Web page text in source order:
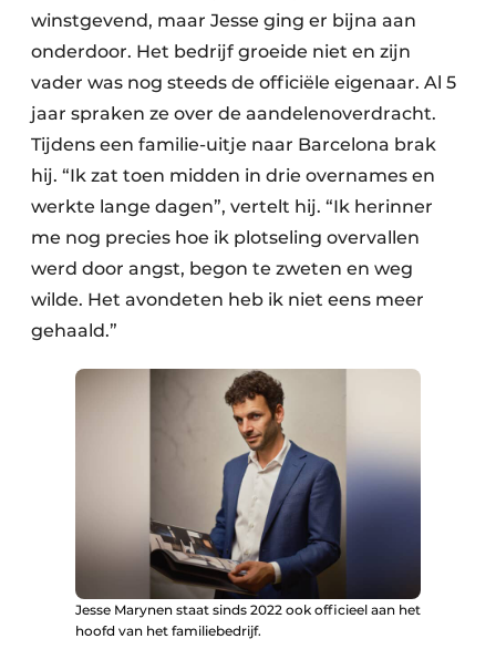
winstgevend, maar Jesse ging er bijna aan
onderdoor. Het bedrijf groeide niet en zijn
vader was nog steeds de officiële eigenaar. Al 5
jaar spraken ze over de aandelenoverdracht.
Tijdens een familie-uitje naar Barcelona brak
hij. “Ik zat toen midden in drie overnames en
werkte lange dagen”, vertelt hij. “Ik herinner
me nog precies hoe ik plotseling overvallen
werd door angst, begon te zweten en weg
wilde. Het avondeten heb ik niet eens meer
gehaald.”
Jesse Marynen staat sinds 2022 ook officieel aan het
hoofd van het familiebedrijf.